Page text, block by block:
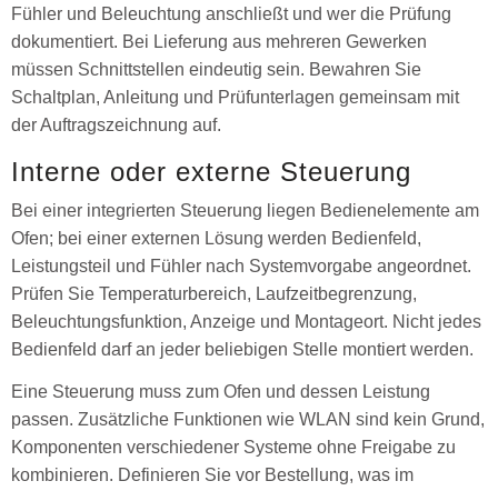
Fühler und Beleuchtung anschließt und wer die Prüfung
dokumentiert. Bei Lieferung aus mehreren Gewerken
müssen Schnittstellen eindeutig sein. Bewahren Sie
Schaltplan, Anleitung und Prüfunterlagen gemeinsam mit
der Auftragszeichnung auf.
Interne oder externe Steuerung
Bei einer integrierten Steuerung liegen Bedienelemente am
Ofen; bei einer externen Lösung werden Bedienfeld,
Leistungsteil und Fühler nach Systemvorgabe angeordnet.
Prüfen Sie Temperaturbereich, Laufzeitbegrenzung,
Beleuchtungsfunktion, Anzeige und Montageort. Nicht jedes
Bedienfeld darf an jeder beliebigen Stelle montiert werden.
Eine Steuerung muss zum Ofen und dessen Leistung
passen. Zusätzliche Funktionen wie WLAN sind kein Grund,
Komponenten verschiedener Systeme ohne Freigabe zu
kombinieren. Definieren Sie vor Bestellung, was im